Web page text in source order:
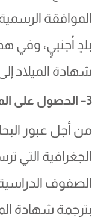
الموافقة
بلدٍ أجنبيٍ، وفي
شهادة الميلاد
3– الحصول على المنح الدراسية:
من أجل عبور
الجغرافية التي
الصفوف
بترجمة شهادة